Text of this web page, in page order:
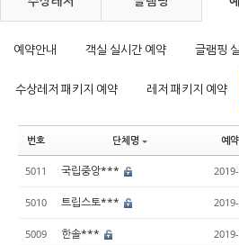
예약안내 객실 실시간 예약 글램핑
수상레저 패키지 예약 레저 패키지 예약
번호 단체명 예
5011 국립중앙***
5010 트립스토***
5009 한솔***